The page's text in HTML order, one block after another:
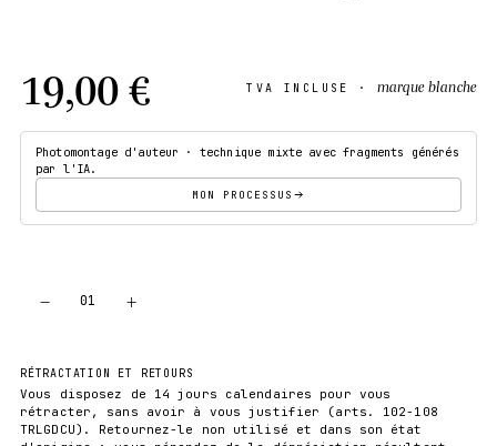
19,00 € TVA INCLUSE · marque blanche
Photomontage d'auteur · technique mixte avec fragments générés
par l'IA.
MON PROCESSUS
− 01 +
RÉTRACTATION ET RETOURS
Vous disposez de 14 jours calendaires pour vous
rétracter, sans avoir à vous justifier (arts. 102-108
TRLGDCU). Retournez-le non utilisé et dans son état